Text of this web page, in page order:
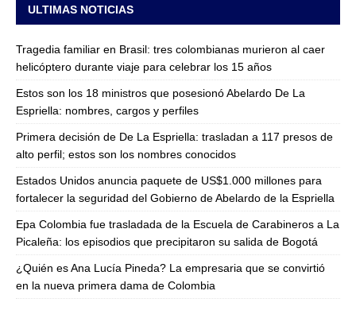
ULTIMAS NOTICIAS
Tragedia familiar en Brasil: tres colombianas murieron al caer
helicóptero durante viaje para celebrar los 15 años
Estos son los 18 ministros que posesionó Abelardo De La
Espriella: nombres, cargos y perfiles
Primera decisión de De La Espriella: trasladan a 117 presos de
alto perfil; estos son los nombres conocidos
Estados Unidos anuncia paquete de US$1.000 millones para
fortalecer la seguridad del Gobierno de Abelardo de la Espriella
Epa Colombia fue trasladada de la Escuela de Carabineros a La
Picaleña: los episodios que precipitaron su salida de Bogotá
¿Quién es Ana Lucía Pineda? La empresaria que se convirtió
en la nueva primera dama de Colombia